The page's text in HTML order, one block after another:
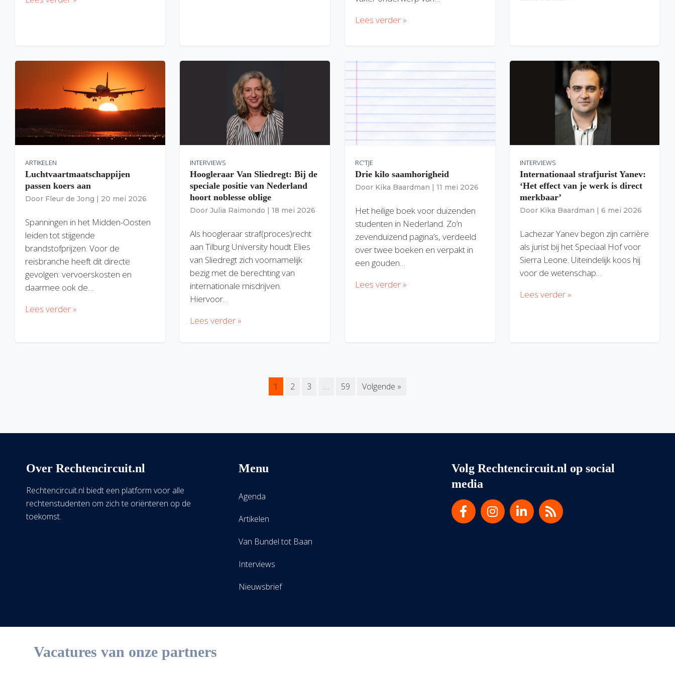
Lees verder »
ARTIKELEN
Luchtvaartmaatschappijen
passen koers aan
Door Fleur de Jong | 20 mei 2026
Spanningen in het Midden-Oosten
leiden tot stijgende
brandstofprijzen. Voor de
reisbranche heeft dit directe
gevolgen: vervoerskosten en
daarmee ook de…
Lees verder »
INTERVIEWS
Hoogleraar Van Sliedregt: Bij de
speciale positie van Nederland
hoort noblesse oblige
Door Julia Raimondo | 18 mei 2026
Als hoogleraar straf(proces)recht
aan Tilburg University houdt Elies
van Sliedregt zich voornamelijk
bezig met de berechting van
internationale misdrijven.
Hiervoor…
Lees verder »
RC'TJE
Drie kilo saamhorigheid
Door Kika Baardman | 11 mei 2026
Het heilige boek voor duizenden
studenten in Nederland. Zo’n
zevenduizend pagina’s, verdeeld
over twee boeken en verpakt in
een gouden…
Lees verder »
INTERVIEWS
Internationaal strafjurist Yanev:
‘Het effect van je werk is direct
merkbaar’
Door Kika Baardman | 6 mei 2026
Lachezar Yanev begon zijn carrière
als jurist bij het Speciaal Hof voor
Sierra Leone. Uiteindelijk koos hij
voor de wetenschap…
Lees verder »
1 2 3 … 59 Volgende »
Over Rechtencircuit.nl
Rechtencircuit.nl biedt een platform voor alle
rechtenstudenten om zich te oriënteren op de
toekomst.
Menu
Agenda
Artikelen
Van Bundel tot Baan
Interviews
Nieuwsbrief
Volg Rechtencircuit.nl op social
media
Vacatures van onze partners